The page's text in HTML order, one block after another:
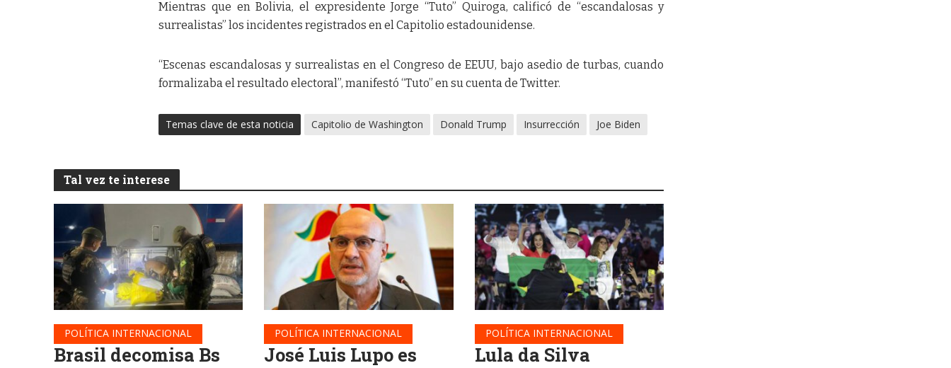
Mientras que en Bolivia, el expresidente Jorge “Tuto” Quiroga, calificó de “escandalosas y
surrealistas” los incidentes registrados en el Capitolio estadounidense.
“Escenas escandalosas y surrealistas en el Congreso de EEUU, bajo asedio de turbas, cuando
formalizaba el resultado electoral”, manifestó “Tuto” en su cuenta de Twitter.
Temas clave de esta noticia Capitolio de Washington Donald Trump Insurrección Joe Biden
Tal vez te interese
POLÍTICA INTERNACIONAL
Brasil decomisa Bs
POLÍTICA INTERNACIONAL
José Luis Lupo es
POLÍTICA INTERNACIONAL
Lula da Silva